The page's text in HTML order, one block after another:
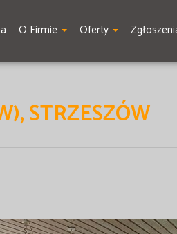
O Firmie Oferty
STRZESZÓW